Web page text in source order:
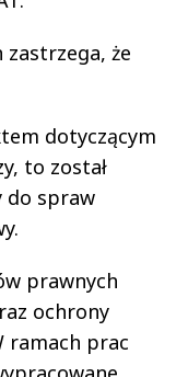
że
dotyczącym
to został
do spraw
prawnych
ochrony
ramach prac